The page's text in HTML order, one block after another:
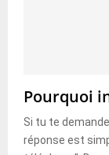
Pourquoi
Si tu te
réponse est